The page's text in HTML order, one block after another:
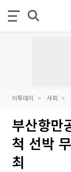
이투데이 사회
부산항만
척 선박
최